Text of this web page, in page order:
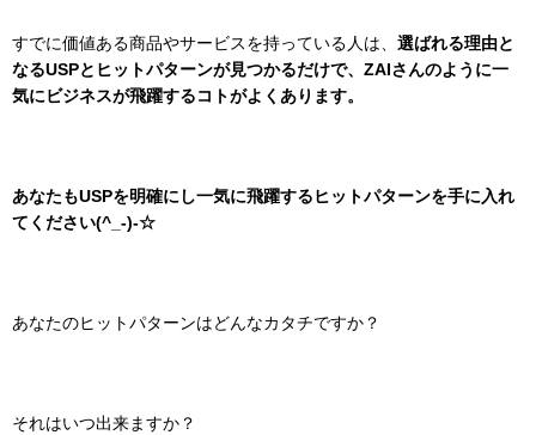
すでに価値ある商品やサービスを持っている人は、 選ばれる理由と
なるUSPとヒットパターンが見つかるだけで、ZAIさんのように一
気にビジネスが飛躍するコトがよくあります。
あなたもUSPを明確にし一気に飛躍するヒットパターンを手に入れ
てください(^_-)-☆
あなたのヒットパターンはどんなカタチですか？
それはいつ出来ますか？